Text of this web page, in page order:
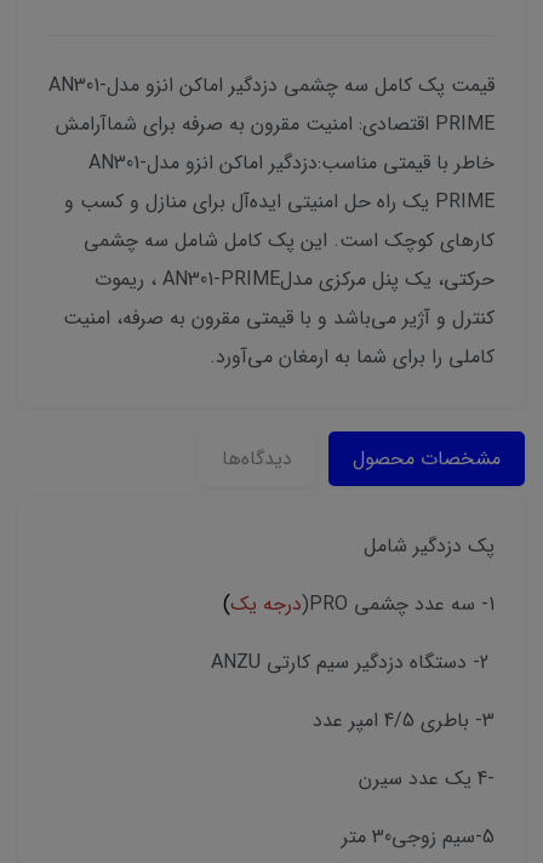
قیمت پک کامل سه چشمی دزدگیر اماکن انزو مدلAN301-
PRIME اقتصادی: امنیت مقرون به صرفه برای شماآرامش
خاطر با قیمتی مناسب:دزدگیر اماکن انزو مدلAN301-
PRIME یک راه حل امنیتی ایده‌آل برای منازل و کسب و
کارهای کوچک است. این پک کامل شامل سه چشمی
حرکتی، یک پنل مرکزی مدلAN301-PRIME ، ریموت
کنترل و آژیر می‌باشد و با قیمتی مقرون به صرفه، امنیت
کاملی را برای شما به ارمغان می‌آورد.
مشخصات محصول دیدگاه‌ها
پک دزدگیر شامل
1- سه عدد چشمی PRO(
درجه یک)
3⁩- باطری 4/5 امپر عدد
-4⁩ یک عدد سیرن
5-سیم زوجی30 متر